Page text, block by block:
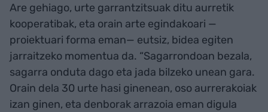
Are gehiago, urte garrantzitsuak ditu aurretik
kooperatibak, eta orain arte egindakoari —
proiektuari forma eman— eutsiz, bidea egiten
jarraitzeko momentua da. “Sagarrondoan bezala,
sagarra onduta dago eta jada bilzeko unean gara.
Orain dela 30 urte hasi ginenean, oso aurrerakoiak
izan ginen, eta denborak arrazoia eman digula